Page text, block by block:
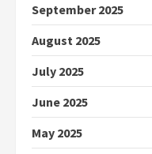
September 2025
August 2025
July 2025
June 2025
May 2025